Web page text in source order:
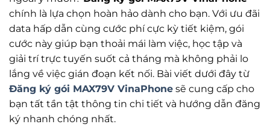
chính là lựa chọn hoàn hảo dành cho bạn. Với ưu đãi
data hấp dẫn cùng cước phí cực kỳ tiết kiệm, gói
cước này giúp bạn thoải mái làm việc, học tập và
giải trí trực tuyến suốt cả tháng mà không phải lo
lắng về việc gián đoạn kết nối. Bài viết dưới đây từ
Đăng ký gói MAX79V VinaPhone sẽ cung cấp cho
bạn tất tần tật thông tin chi tiết và hướng dẫn đăng
ký nhanh chóng nhất.